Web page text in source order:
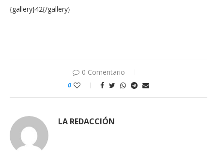
{gallery}42{/gallery}
0 Comentario
0
LA REDACCIÓN